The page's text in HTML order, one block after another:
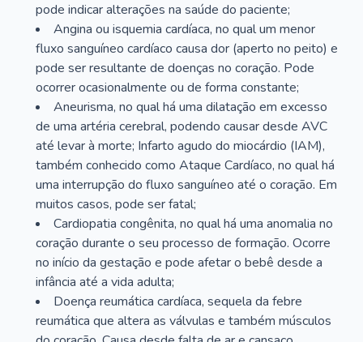
pode indicar alterações na saúde do paciente;
Angina ou isquemia cardíaca, no qual um menor
fluxo sanguíneo cardíaco causa dor (aperto no peito) e
pode ser resultante de doenças no coração. Pode
ocorrer ocasionalmente ou de forma constante;
Aneurisma, no qual há uma dilatação em excesso
de uma artéria cerebral, podendo causar desde AVC
até levar à morte; Infarto agudo do miocárdio (IAM),
também conhecido como Ataque Cardíaco, no qual há
uma interrupção do fluxo sanguíneo até o coração. Em
muitos casos, pode ser fatal;
Cardiopatia congênita, no qual há uma anomalia no
coração durante o seu processo de formação. Ocorre
no início da gestação e pode afetar o bebê desde a
infância até a vida adulta;
Doença reumática cardíaca, sequela da febre
reumática que altera as válvulas e também músculos